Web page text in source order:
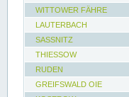
WITTOWER FÄHRE
LAUTERBACH
SASSNITZ
THIESSOW
RUDEN
GREIFSWALD OIE